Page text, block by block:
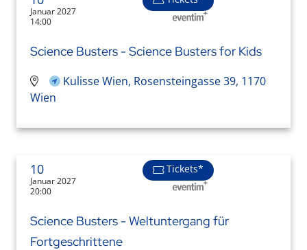
Januar 2027
14:00
Science Busters - Science Busters for Kids
Kulisse Wien, Rosensteingasse 39, 1170
Wien
10
Januar 2027
20:00
Tickets*
Science Busters - Weltuntergang für
Fortgeschrittene